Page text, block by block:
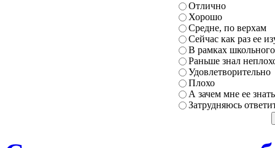
Отлично
Хорошо
Средне, по верхам
Сейчас как раз ее
В рамках
Раньше знал
Удовлетворительно
Плохо
А зачем мне ее
Затрудняюсь